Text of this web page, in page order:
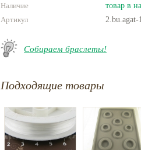
Наличие
товар в
Артикул
2.bu.agat-
Собираем браслеты!
Подходящие товары